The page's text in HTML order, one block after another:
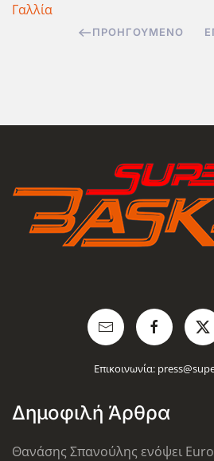
Γαλλία
ΠΡΟΗΓΟΎΜΕΝΟ
Επικοινωνία:
Δημοφιλή Άρθρα
Θανάσης Σπανούλης ενόψει